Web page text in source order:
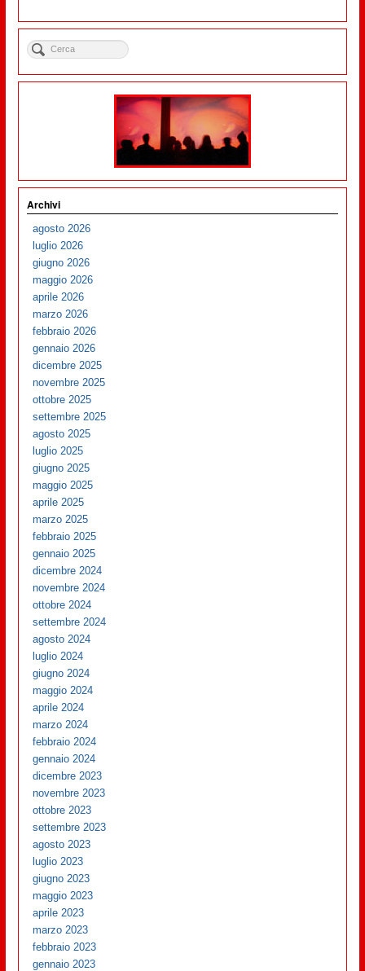
Archivi
agosto 2026
luglio 2026
giugno 2026
maggio 2026
aprile 2026
marzo 2026
febbraio 2026
gennaio 2026
dicembre 2025
novembre 2025
ottobre 2025
settembre 2025
agosto 2025
luglio 2025
giugno 2025
maggio 2025
aprile 2025
marzo 2025
febbraio 2025
gennaio 2025
dicembre 2024
novembre 2024
ottobre 2024
settembre 2024
agosto 2024
luglio 2024
giugno 2024
maggio 2024
aprile 2024
marzo 2024
febbraio 2024
gennaio 2024
dicembre 2023
novembre 2023
ottobre 2023
settembre 2023
agosto 2023
luglio 2023
giugno 2023
maggio 2023
aprile 2023
marzo 2023
febbraio 2023
gennaio 2023